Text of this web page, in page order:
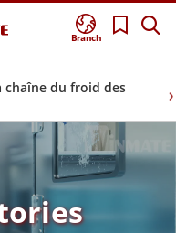
Branch
chaîne du froid des